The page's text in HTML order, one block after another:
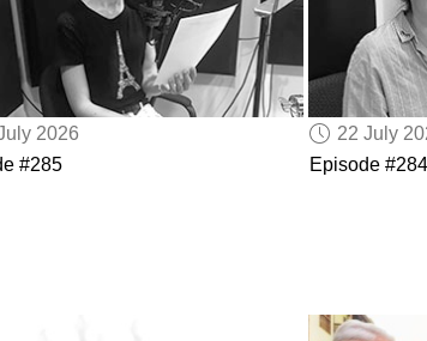
2026
#285
22 July
Episode #284